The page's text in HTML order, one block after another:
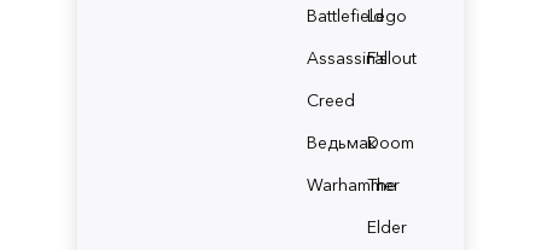
BattlefieldLego
Assassin's
Creed
Fallout
ВедьмакDoom
Warhammer
The
Elder